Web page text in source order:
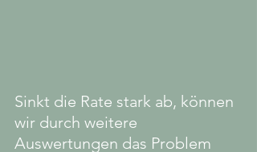
Sinkt die Rate stark ab, können
wir durch weitere
Auswertungen das Problem